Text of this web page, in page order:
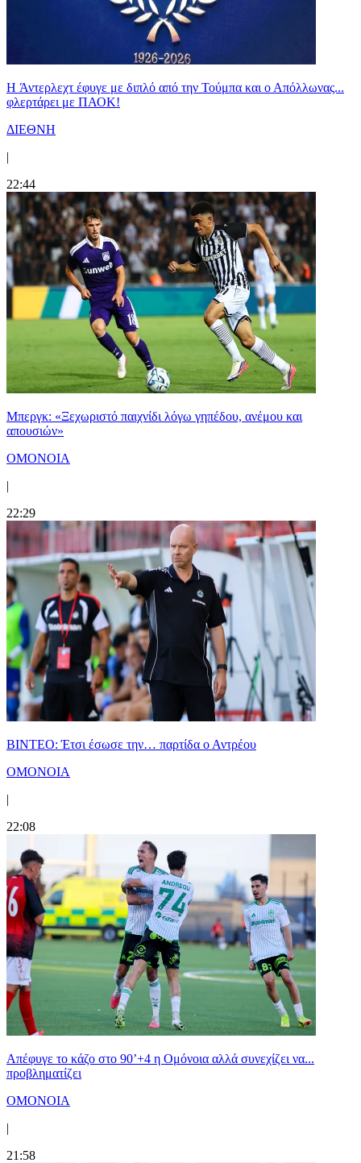
H Άντερλεχτ έφυγε με διπλό από την Τούμπα και ο Απόλλωνας...
φλερτάρει με ΠΑΟΚ!
ΔΙΕΘΝΗ
|
22:44
Μπεργκ: «Ξεχωριστό παιχνίδι λόγω γηπέδου, ανέμου και
απουσιών»
ΟΜΟΝΟΙΑ
|
22:29
ΒΙΝΤΕΟ: Έτσι έσωσε την… παρτίδα ο Αντρέου
ΟΜΟΝΟΙΑ
|
22:08
Απέφυγε το κάζο στο 90’+4 η Ομόνοια αλλά συνεχίζει να...
προβληματίζει
ΟΜΟΝΟΙΑ
|
21:58